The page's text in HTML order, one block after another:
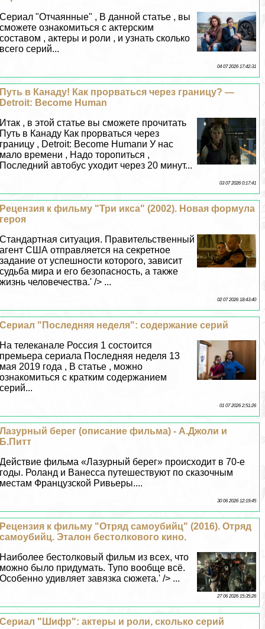
Сериал "Отчаянные" , В данной статье , вы
сможете ознакомиться с актерским
составом , актеры и роли , и узнать сколько
всего серий...
04 07 2026 17:42:31
Путь в Канаду! Как прорваться через границу? —
Detroit: Become Human
Итак , в этой статье вы сможете прочитать
Путь в Канаду Как прорваться через
границу , Detroit: Become Humanи У нас
мало времени , Надо торопиться ,
Последний автобус уходит через 20 минут...
03 07 2026 0:17:41
Рецензия к фильму "Три икса" (2002). Новая формула
героя
Стандартная ситуация. Правительственный
агент США отправляется на секретное
задание от успешности которого, зависит
судьба мира и его безопасность, а также
жизнь человечества.' /> ...
02 07 2026 18:43:40
Сериал "Последняя неделя": содержание серий
На телеканале Россия 1 состоится
премьера сериала Последняя неделя 13
мая 2019 года , В статье , можно
ознакомиться с кратким содержанием
серий...
01 07 2026 2:51:26
Лазурный берег (описание фильма) - А.Джоли и
Б.Питт
Действие фильма «Лазурный берег» происходит в 70-е
годы. Роланд и Ванесса путешествуют по сказочным
местам Французской Ривьеры....
30 06 2026 12:19:45
Рецензия к фильму "Отряд самоубийц" (2016). Отряд
самоубийц. Эталон бестолкового кино.
Наиболее бестолковый фильм из всех, что
можно было придумать. Тупо вообще всё.
Особенно удивляет завязка сюжета.' /> ...
27 06 2026 15:35:26
Сериал "Шифр": актеры и роли, сколько серий